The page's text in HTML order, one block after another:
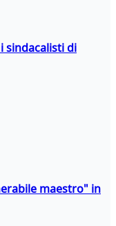
sindacalisti di
maestro" in